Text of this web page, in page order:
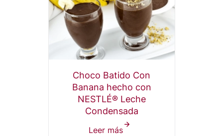
Choco Batido Con
Banana hecho con
NESTLÉ® Leche
Condensada
Leer mássobre